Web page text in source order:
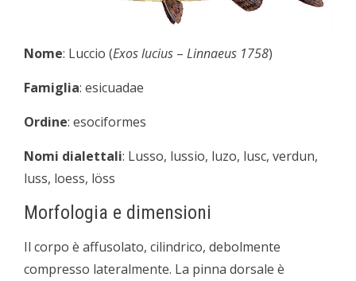
Nome: Luccio (Exos lucius – Linnaeus 1758)
Famiglia: esicuadae
Ordine: esociformes
Nomi dialettali: Lusso, lussio, luzo, lusc, verdun,
luss, loess, löss
Morfologia e dimensioni
Il corpo è affusolato, cilindrico, debolmente
compresso lateralmente. La pinna dorsale è